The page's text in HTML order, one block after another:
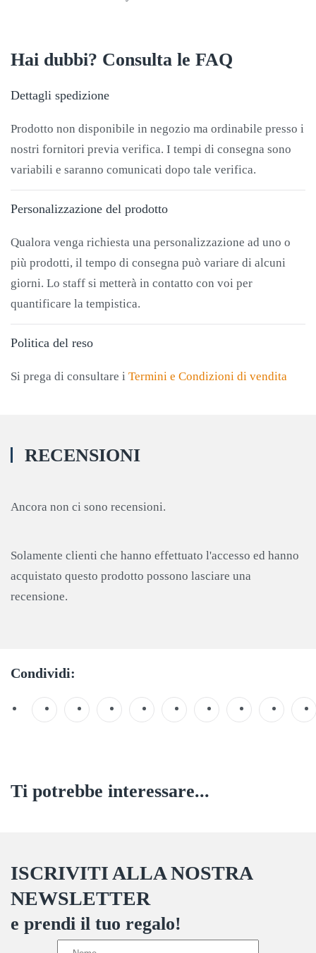
Hai dubbi? Consulta le FAQ
Dettagli spedizione
Prodotto non disponibile in negozio ma ordinabile presso i
nostri fornitori previa verifica. I tempi di consegna sono
variabili e saranno comunicati dopo tale verifica.
Personalizzazione del prodotto
Qualora venga richiesta una personalizzazione ad uno o
più prodotti, il tempo di consegna può variare di alcuni
giorni. Lo staff si metterà in contatto con voi per
quantificare la tempistica.
Politica del reso
Si prega di consultare i Termini e Condizioni di vendita
RECENSIONI
Ancora non ci sono recensioni.
Solamente clienti che hanno effettuato l'accesso ed hanno
acquistato questo prodotto possono lasciare una
recensione.
Condividi:
Ti potrebbe interessare...
ISCRIVITI ALLA NOSTRA
NEWSLETTER
e prendi il tuo regalo!